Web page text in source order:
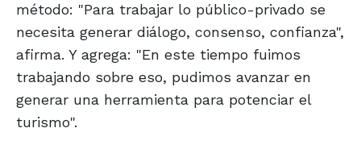
método: "Para trabajar lo público-privado se
necesita generar diálogo, consenso, confianza",
afirma. Y agrega: "En este tiempo fuimos
trabajando sobre eso, pudimos avanzar en
generar una herramienta para potenciar el
turismo".